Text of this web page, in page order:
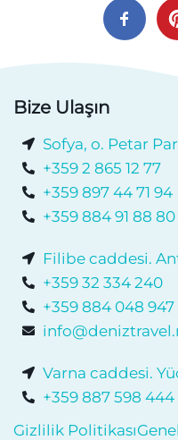
Bize Ulaşın
Sofya, o. Petar
+359 2 865 12 77
+359 897 44 71 94
+359 884 91 88 80
Filibe caddesi.
+359 32 334 240
+359 884 048 947
Varna caddesi.
+359 887 598 444
Gizlilik Politikası